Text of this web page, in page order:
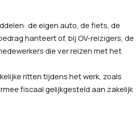
de eigen auto, de fiets, de
hanteert of, bij OV-reizigers, de
die ver reizen met het
ritten tijdens het werk, zoals
fiscaal gelijkgesteld aan zakelijk